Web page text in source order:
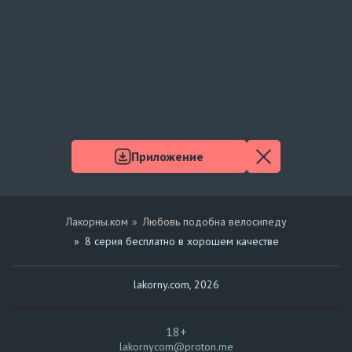
Лакорны.ком
Любовь подобна велосипеду
8 серия бесплатно в хорошем качестве
lakorny.com, 2026
18+
lakornycom@proton.me
Приложение